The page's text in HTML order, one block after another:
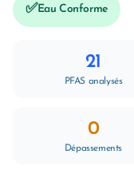
✅Eau Conforme
21
PFAS analysés
0
Dépassements